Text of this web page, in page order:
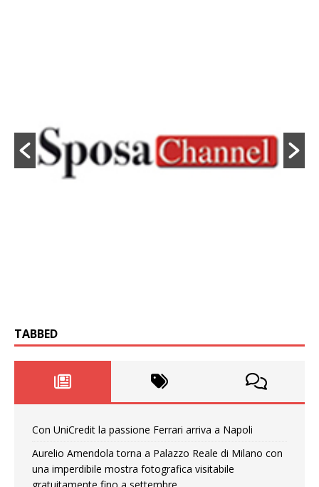
TABBED
Con UniCredit la passione Ferrari arriva a Napoli
Aurelio Amendola torna a Palazzo Reale di Milano con
una imperdibile mostra fotografica visitabile